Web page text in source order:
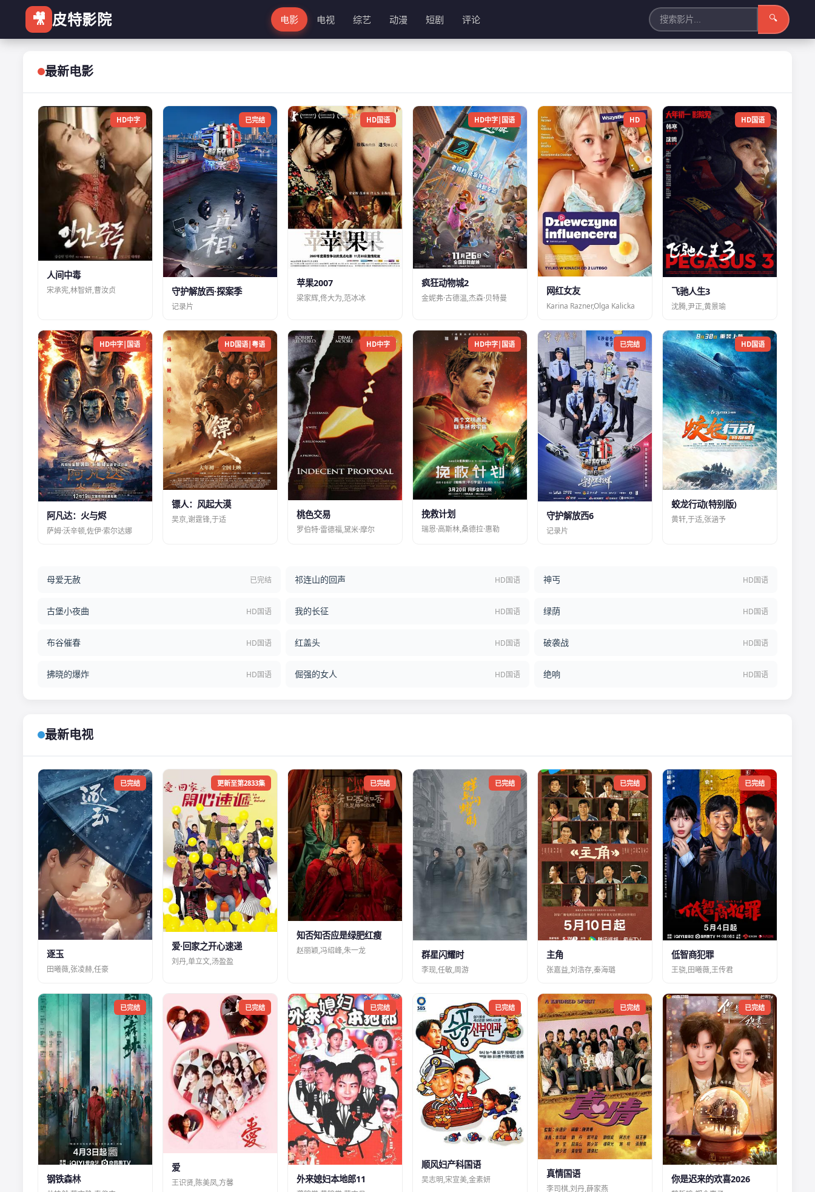
🎥 皮特影院 电影 电视 综艺 动漫 短剧 评论 🔍
最新电影
HD中字
人间中毒
宋承宪,林智妍,曹汝贞
已完结
守护解放西·探案季
记录片
HD国语
苹果2007
梁家辉,佟大为,范冰冰
HD中字|国语
疯狂动物城2
金妮弗·古德温,杰森·贝特曼
HD
网红女友
Karina Razner,Olga Kalicka
HD国语
飞驰人生3
沈腾,尹正,黄景瑜
HD中字|国语
阿凡达：火与烬
萨姆·沃辛顿,佐伊·索尔达娜
HD国语|粤语
镖人：风起大漠
吴京,谢霆锋,于适
HD中字
桃色交易
罗伯特·雷德福,黛米·摩尔
HD中字|国语
挽救计划
瑞恩·高斯林,桑德拉·惠勒
已完结
守护解放西6
记录片
HD国语
蛟龙行动(特别版)
黄轩,于适,张涵予
母爱无赦 已完结 祁连山的回声 HD国语 神丐 HD国语
古堡小夜曲 HD国语 我的长征 HD国语 绿荫 HD国语
布谷催春 HD国语 红盖头 HD国语 破袭战 HD国语
拂晓的爆炸 HD国语 倔强的女人 HD国语 绝响 HD国语
最新电视
已完结
逐玉
田曦薇,张凌赫,任豪
更新至第2833集
爱·回家之开心速递
刘丹,单立文,汤盈盈
已完结
知否知否应是绿肥红瘦
赵丽颖,冯绍峰,朱一龙
已完结
群星闪耀时
李现,任敏,周游
已完结
主角
张嘉益,刘浩存,秦海璐
已完结
低智商犯罪
王骁,田曦薇,王传君
已完结
钢铁森林
已完结
爱
王识贤,陈美凤,方馨
已完结
外来媳妇本地郎11
已完结
顺风妇产科国语
吴志明,宋宣美,金素妍
已完结
真情国语
李司棋,刘丹,薛家燕
已完结
你是迟来的欢喜2026